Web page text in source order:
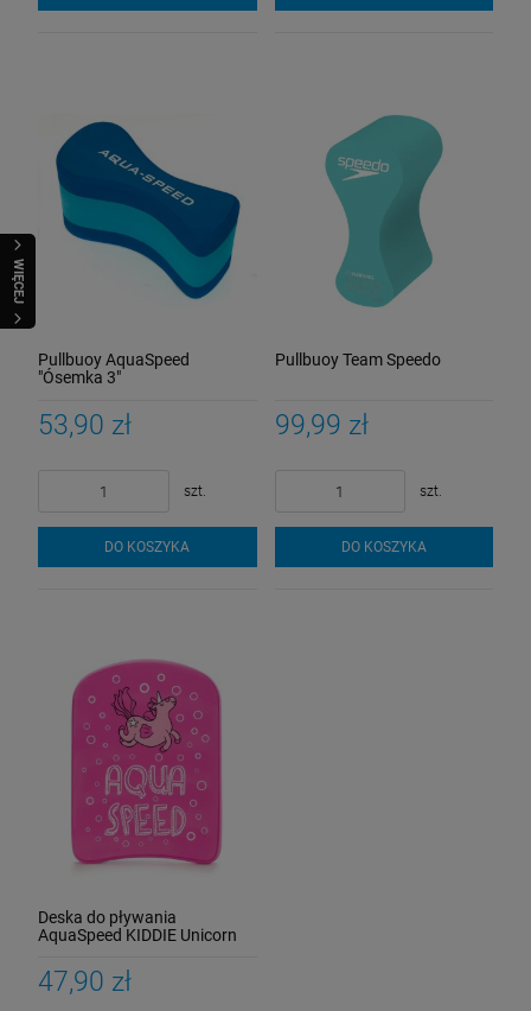
WIĘCEJ
Pullbuoy AquaSpeed
"Ósemka 3"
53,90 zł
szt.
DO KOSZYKA
Pullbuoy Team Speedo
99,99 zł
szt.
DO KOSZYKA
Deska do pływania
AquaSpeed KIDDIE Unicorn
47,90 zł